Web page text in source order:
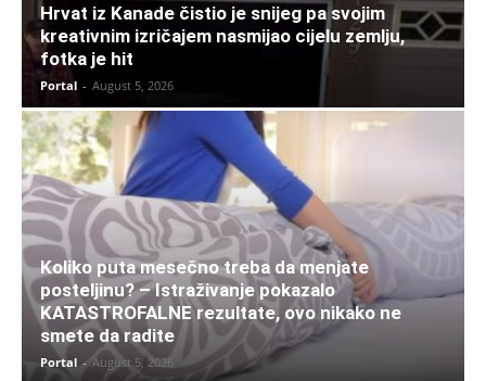
Hrvat iz Kanade čistio je snijeg pa svojim
kreativnim izričajem nasmijao cijelu zemlju,
fotka je hit
Portal - August 5, 2026
Koliko puta mesečno treba da menjate
posteljinu? – Istraživanje pokazalo
KATASTROFALNE rezultate, ovo nikako ne
smete da radite
Portal - August 5, 2026